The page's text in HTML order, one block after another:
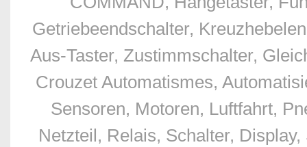
Getriebeendschalter,
Aus-Taster, Zustimmschalter,
Crouzet Automatismes,
Sensoren, Motoren, Luftfahrt,
Netzteil, Relais, Schalter,